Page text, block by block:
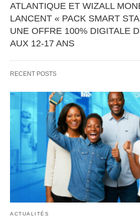
ATLANTIQUE ET WIZALL
LANCENT « PACK SMART
UNE OFFRE 100% DIGITALE
AUX 12-17 ANS
d’inclusion financière avec…
RECENT POSTS
ACTUALITÉS